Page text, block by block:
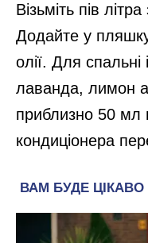
Візьміть пів
Додайте у
олії. Для спальні
лаванда, лимон
приблизно 50 мл
кондиціонера